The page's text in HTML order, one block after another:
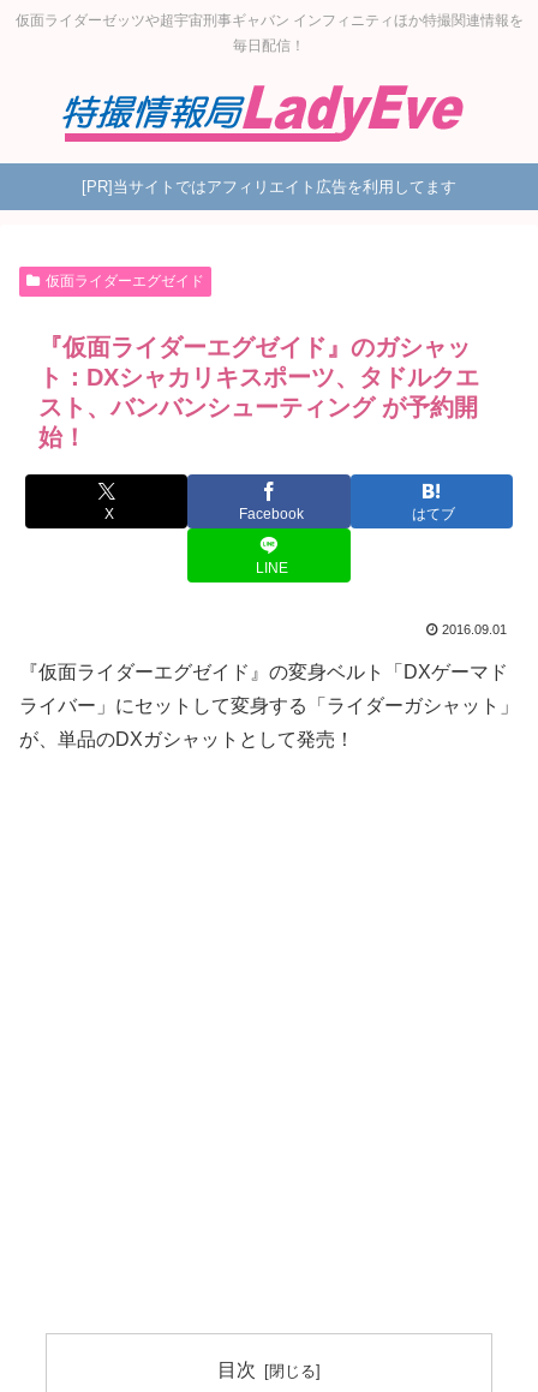
仮面ライダーゼッツや超宇宙刑事ギャバン インフィニティほか特撮関連情報を
毎日配信！
[PR]当サイトではアフィリエイト広告を利用してます
仮面ライダーエグゼイド
『仮面ライダーエグゼイド』のガシャッ
ト：DXシャカリキスポーツ、タドルクエ
スト、バンバンシューティング が予約開
始！
X Facebook はてブ
LINE
2016.09.01
『仮面ライダーエグゼイド』の変身ベルト「DXゲーマド
ライバー」にセットして変身する「ライダーガシャット」
が、単品のDXガシャットとして発売！
目次